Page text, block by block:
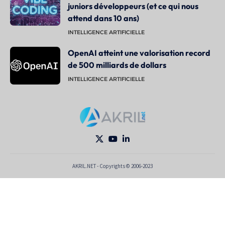
juniors développeurs (et ce qui nous
attend dans 10 ans)
INTELLIGENCE ARTIFICIELLE
OpenAI atteint une valorisation record
de 500 milliards de dollars
INTELLIGENCE ARTIFICIELLE
AKRIL.NET - Copyrights © 2006-2023